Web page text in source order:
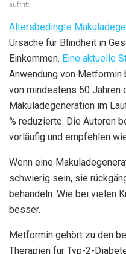
auftritt
Altersbedingte
Ursache für Blindheit in
Einkommen. Eine aktuelle
Anwendung von
von mindestens 50 Jahren
Makuladegeneration im
% reduzierte. Die Autoren
vorläufig und empfehlen
Wenn eine
schwierig sein, sie
behandeln. Wie bei vielen
besser.
Metformin gehört zu den
Therapien für Typ-2-